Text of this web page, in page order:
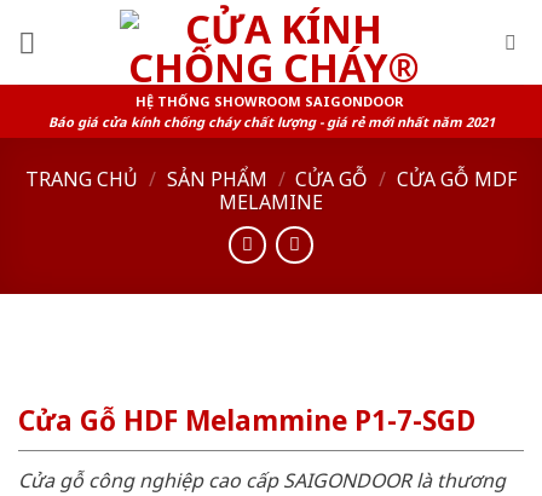
HỆ THỐNG SHOWROOM SAIGONDOOR
Báo giá cửa kính chống cháy chất lượng - giá rẻ mới nhất năm 2021
TRANG CHỦ / SẢN PHẨM / CỬA GỖ / CỬA GỖ MDF
MELAMINE
Cửa Gỗ HDF Melammine P1-7-SGD
Cửa gỗ công nghiệp cao cấp SAIGONDOOR là thương